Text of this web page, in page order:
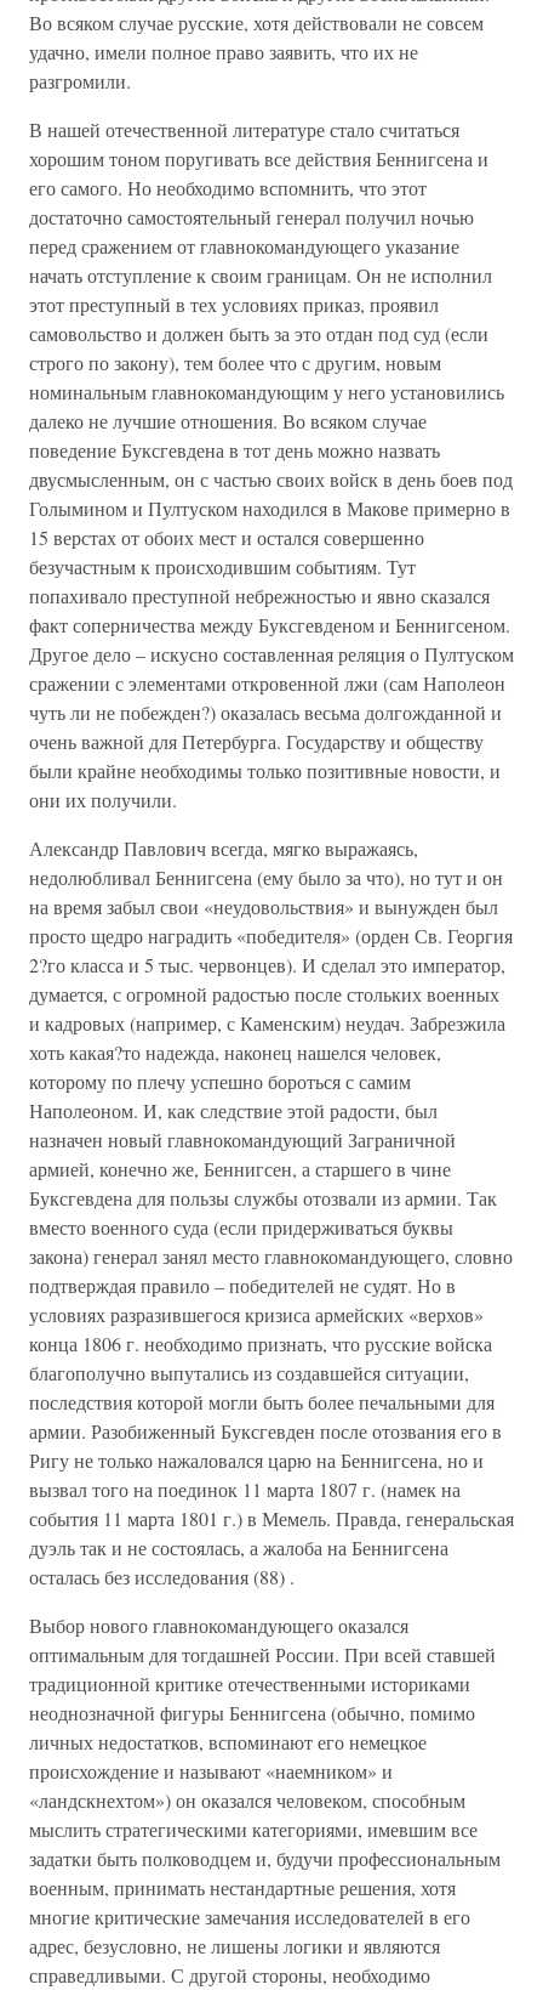
Во всяком случае русские, хотя действовали не совсем
удачно, имели полное право заявить, что их не
разгромили.
В нашей отечественной литературе стало считаться
хорошим тоном поругивать все действия Беннигсена и
его самого. Но необходимо вспомнить, что этот
достаточно самостоятельный генерал получил ночью
перед сражением от главнокомандующего указание
начать отступление к своим границам. Он не исполнил
этот преступный в тех условиях приказ, проявил
самовольство и должен быть за это отдан под суд (если
строго по закону), тем более что с другим, новым
номинальным главнокомандующим у него установились
далеко не лучшие отношения. Во всяком случае
поведение Буксгевдена в тот день можно назвать
двусмысленным, он с частью своих войск в день боев под
Голымином и Пултуском находился в Макове примерно в
15 верстах от обоих мест и остался совершенно
безучастным к происходившим событиям. Тут
попахивало преступной небрежностью и явно сказался
факт соперничества между Буксгевденом и Беннигсеном.
Другое дело – искусно составленная реляция о Пултуском
сражении с элементами откровенной лжи (сам Наполеон
чуть ли не побежден?) оказалась весьма долгожданной и
очень важной для Петербурга. Государству и обществу
были крайне необходимы только позитивные новости, и
они их получили.
Александр Павлович всегда, мягко выражаясь,
недолюбливал Беннигсена (ему было за что), но тут и он
на время забыл свои «неудовольствия» и вынужден был
просто щедро наградить «победителя» (орден Св. Георгия
2?го класса и 5 тыс. червонцев). И сделал это император,
думается, с огромной радостью после стольких военных
и кадровых (например, с Каменским) неудач. Забрезжила
хоть какая?то надежда, наконец нашелся человек,
которому по плечу успешно бороться с самим
Наполеоном. И, как следствие этой радости, был
назначен новый главнокомандующий Заграничной
армией, конечно же, Беннигсен, а старшего в чине
Буксгевдена для пользы службы отозвали из армии. Так
вместо военного суда (если придерживаться буквы
закона) генерал занял место главнокомандующего, словно
подтверждая правило – победителей не судят. Но в
условиях разразившегося кризиса армейских «верхов»
конца 1806 г. необходимо признать, что русские войска
благополучно выпутались из создавшейся ситуации,
последствия которой могли быть более печальными для
армии. Разобиженный Буксгевден после отозвания его в
Ригу не только нажаловался царю на Беннигсена, но и
вызвал того на поединок 11 марта 1807 г. (намек на
события 11 марта 1801 г.) в Мемель. Правда, генеральская
дуэль так и не состоялась, а жалоба на Беннигсена
осталась без исследования (88) .
Выбор нового главнокомандующего оказался
оптимальным для тогдашней России. При всей ставшей
традиционной критике отечественными историками
неоднозначной фигуры Беннигсена (обычно, помимо
личных недостатков, вспоминают его немецкое
происхождение и называют «наемником» и
«ландскнехтом») он оказался человеком, способным
мыслить стратегическими категориями, имевшим все
задатки быть полководцем и, будучи профессиональным
военным, принимать нестандартные решения, хотя
многие критические замечания исследователей в его
адрес, безусловно, не лишены логики и являются
справедливыми. С другой стороны, необходимо